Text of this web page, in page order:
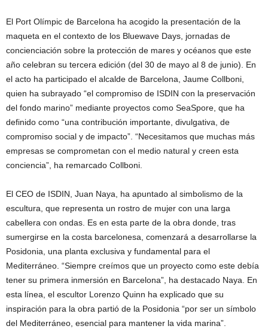
El Port Olímpic de Barcelona ha acogido la presentación de la
maqueta en el contexto de los Bluewave Days, jornadas de
concienciación sobre la protección de mares y océanos que este
año celebran su tercera edición (del 30 de mayo al 8 de junio). En
el acto ha participado el alcalde de Barcelona, Jaume Collboni,
quien ha subrayado “el compromiso de ISDIN con la preservación
del fondo marino” mediante proyectos como SeaSpore, que ha
definido como “una contribución importante, divulgativa, de
compromiso social y de impacto”. “Necesitamos que muchas más
empresas se comprometan con el medio natural y creen esta
conciencia”, ha remarcado Collboni.
El CEO de ISDIN, Juan Naya, ha apuntado al simbolismo de la
escultura, que representa un rostro de mujer con una larga
cabellera con ondas. Es en esta parte de la obra donde, tras
sumergirse en la costa barcelonesa, comenzará a desarrollarse la
Posidonia, una planta exclusiva y fundamental para el
Mediterráneo. “Siempre creímos que un proyecto como este debía
tener su primera inmersión en Barcelona”, ha destacado Naya. En
esta línea, el escultor Lorenzo Quinn ha explicado que su
inspiración para la obra partió de la Posidonia “por ser un símbolo
del Mediterráneo, esencial para mantener la vida marina”.